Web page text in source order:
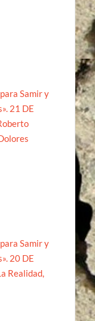
Samir y
21 DE
Samir y
20 DE
Realidad,